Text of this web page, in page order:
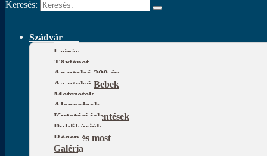
Keresés:
Szádvár
Leírás
Történet
Az utolsó 300 év
Az utolsó Bebek
Metszetek
Alaprajzok
Kutatási jelentések
Publikációk
Régen és most
Galéria